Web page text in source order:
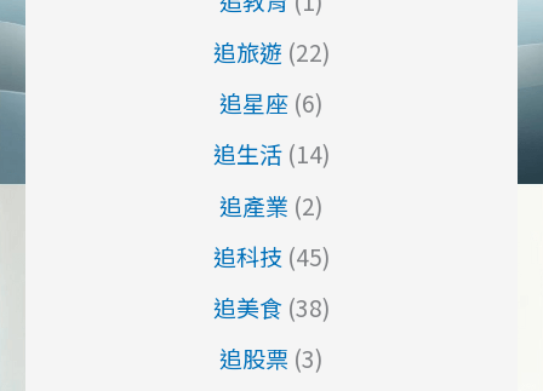
追旅遊 (22)
追星座 (6)
追生活(14)
追產業 (2)
追科技 (45)
追美食 (38)
追股票 (3)